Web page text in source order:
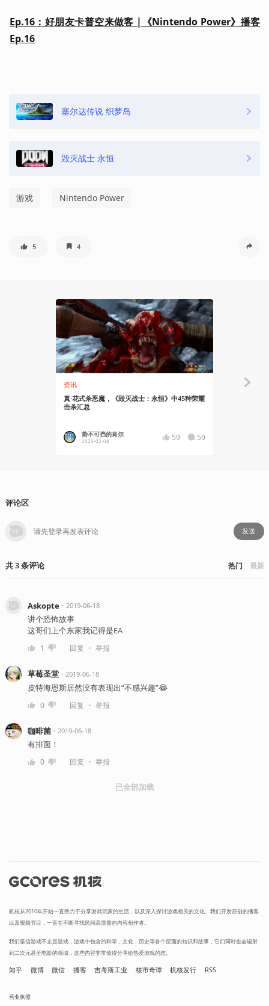
Ep.16： 好朋友卡普空来做客 |《Nintendo Power》播客
Ep.16
塞尔达传说 织梦岛
毁灭战士 永恒
游戏 Nintendo Power
5 4
资讯
真·花式杀恶魔，《毁灭战士：永恒》中45种荣耀
击杀汇总
势不可挡的肖尔
2020-02-08 59 59
评论区
发送
共3条评论 热门 最新
Askopte・ 2019-06-18
讲个恐怖故事
这哥们上个东家我记得是EA
1 回复 ・ 举报
草莓圣堂・ 2019-06-18
皮特海恩斯居然没有表现出“不感兴趣”😂
0 回复 ・ 举报
咖啡菌・ 2019-06-18
有排面！
0 回复 ・ 举报
已全部加载
机核从2010年开始一直致力于分享游戏玩家的生活，以及深入探讨游戏相关的文化。我们开发原创的播客
以及视频节目，一直在不断寻找民间高质量的内容创作者。
我们坚信游戏不止是游戏，游戏中包含的科学，文化，历史等各个层面的知识和故事，它们同时也会辐射
到二次元甚至电影的领域，这些内容非常值得分享给热爱游戏的您。
知乎 微博 微信 播客 吉考斯工业 核市奇谭 机核发行 RSS
营业执照